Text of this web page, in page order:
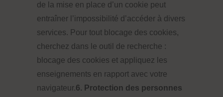
de la mise en place d’un cookie peut
entraîner l’impossibilité d’accéder à divers
services. Pour tout blocage des cookies,
cherchez dans le outil de recherche :
blocage des cookies et appliquez les
enseignements en rapport avec votre
navigateur.6. Protection des personnes